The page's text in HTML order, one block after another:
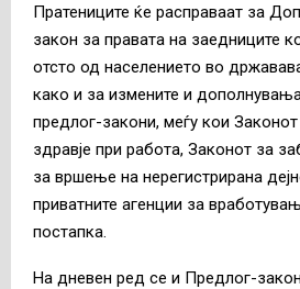
Пратениците ќе расправаат за
закон за правата на заедниците
отсто од населението во
како и за измените и
предлог-закони, меѓу кои
здравје при работа, Законот за
за вршење на нерегистрирана
приватните агенции за
постапка.
На дневен ред се и Предлог-